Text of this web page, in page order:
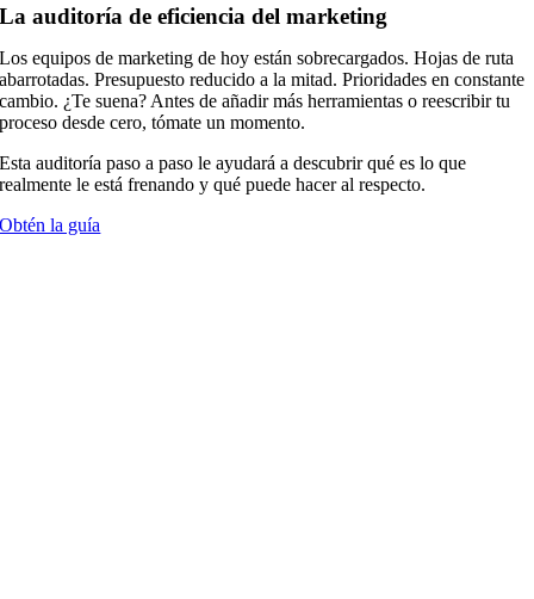
La auditoría de eficiencia del marketing
Los equipos de marketing de hoy están sobrecargados. Hojas de ruta
abarrotadas. Presupuesto reducido a la mitad. Prioridades en constante
cambio. ¿Te suena? Antes de añadir más herramientas o reescribir tu
proceso desde cero, tómate un momento.
Esta auditoría paso a paso le ayudará a descubrir qué es lo que
realmente le está frenando y qué puede hacer al respecto.
Obtén la guía